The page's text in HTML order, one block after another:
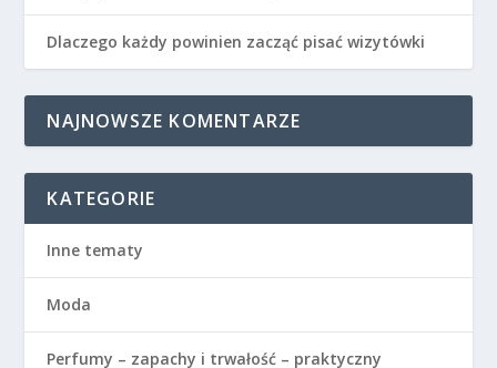
Dlaczego każdy powinien zacząć pisać wizytówki
NAJNOWSZE KOMENTARZE
KATEGORIE
Inne tematy
Moda
Perfumy – zapachy i trwałość – praktyczny